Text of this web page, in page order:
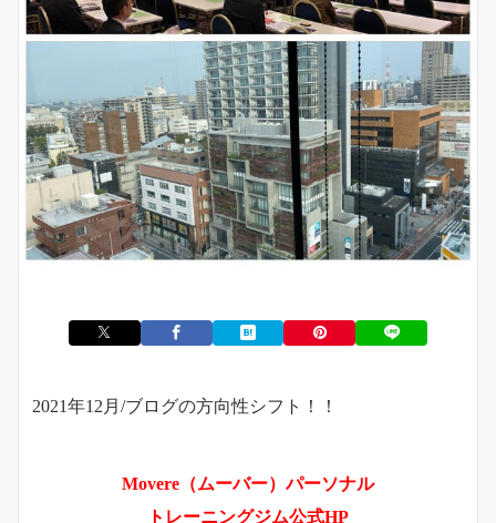
2021年12月/ブログの方向性シフト！！
Movere（ムーバー）パーソナル
トレーニングジム公式HP